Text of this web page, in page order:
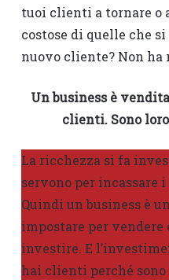
tuoi clienti a tornare o
costose di quelle che
nuovo cliente? Non ha
Un business è
clienti. Sono
La ricchezza si fa
servono per incassare
Quindi un business è
impostare per vendere
investire. E
hai clienti perché